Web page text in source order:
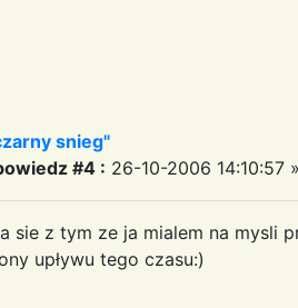
snieg"
#4 : 26-10-2006 14:10:57
sie z tym ze ja mialem na mysli
upływu tego czasu:)